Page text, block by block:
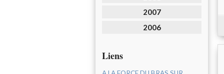
2007
2006
Liens